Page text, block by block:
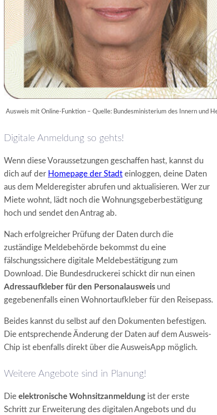
Ausweis mit Online-Funktion – Quelle: Bundesministerium des Innern und
Digitale Anmeldung so gehts!
Wenn diese Voraussetzungen geschaffen hast, kannst du
dich auf der Homepage der Stadt einloggen, deine Daten
aus dem Melderegister abrufen und aktualisieren. Wer zur
Miete wohnt, lädt noch die Wohnungsgeberbestätigung
hoch und sendet den Antrag ab.
Nach erfolgreicher Prüfung der Daten durch die
zuständige Meldebehörde bekommst du eine
fälschungssichere digitale Meldebestätigung zum
Download. Die Bundesdruckerei schickt dir nun einen
Adressaufkleber für den Personalausweis und
gegebenenfalls einen Wohnortaufkleber für den Reisepass.
Beides kannst du selbst auf den Dokumenten befestigen.
Die entsprechende Änderung der Daten auf dem Ausweis-
Chip ist ebenfalls direkt über die AusweisApp möglich.
Weitere Angebote sind in Planung!
Die elektronische Wohnsitzanmeldung ist der erste
Schritt zur Erweiterung des digitalen Angebots und du